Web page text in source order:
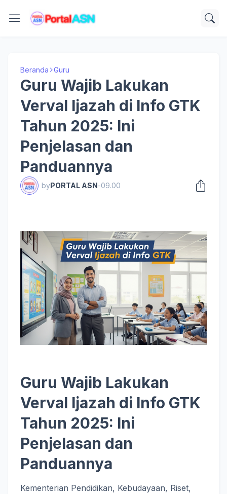
Beranda Guru
Guru Wajib Lakukan
Verval Ijazah di Info GTK
Tahun 2025: Ini
Penjelasan dan
Panduannya
byPORTAL ASN-09.00
Guru Wajib Lakukan
Verval Ijazah di Info GTK
Tahun 2025: Ini
Penjelasan dan
Panduannya
Kementerian Pendidikan, Kebudayaan, Riset,